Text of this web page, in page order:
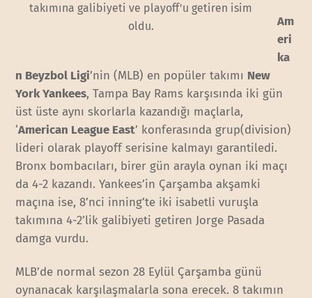
takımına galibiyeti ve playoff'u getiren isim
oldu.
Am
eri
ka
n Beyzbol Ligi’nin (MLB) en popüler takımı New
York Yankees, Tampa Bay Rams karşısında iki gün
üst üste aynı skorlarla kazandığı maçlarla,
‘American League East’ konferasında grup(division)
lideri olarak playoff serisine kalmayı garantiledi.
Bronx bombacıları, birer gün arayla oynan iki maçı
da 4-2 kazandı. Yankees’in Çarşamba akşamki
maçına ise, 8’nci inning’te iki isabetli vuruşla
takımına 4-2’lik galibiyeti getiren Jorge Pasada
damga vurdu.
MLB’de normal sezon 28 Eylül Çarşamba günü
oynanacak karşılaşmalarla sona erecek. 8 takımın